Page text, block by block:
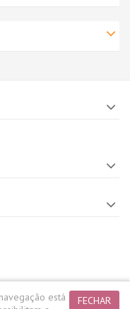
FECHAR
está